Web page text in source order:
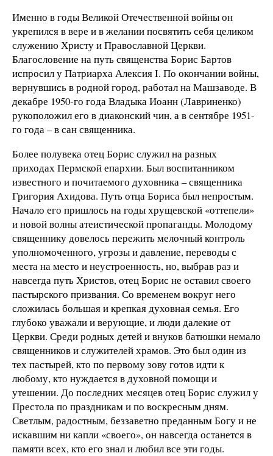
Именно в годы Великой Отечественной войны он
укрепился в вере и в желании посвятить себя целиком
служению Христу и Православной Церкви.
Благословение на путь священства Борис Бартов
испросил у Патриарха Алексия I. По окончании войны,
вернувшись в родной город, работал на Машзаводе. В
декабре 1950-го года Владыка Иоанн (Лавриненко)
рукоположил его в диаконский чин, а в сентябре 1951-
го года – в сан священника.
Более полувека отец Борис служил на разных
приходах Пермской епархии. Был воспитанником
известного и почитаемого духовника – священника
Григория Ахидова. Путь отца Бориса был непростым.
Начало его пришлось на годы хрущевской «оттепели»
и новой волны атеистической пропаганды. Молодому
священнику довелось пережить мелочный контроль
уполномоченного, угрозы и давление, переводы с
места на место и неустроенность, но, выбрав раз и
навсегда путь Христов, отец Борис не оставил своего
пастырского призвания. Со временем вокруг него
сложилась большая и крепкая духовная семья. Его
глубоко уважали и верующие, и люди далекие от
Церкви. Среди родных детей и внуков батюшки немало
священников и служителей храмов. Это был один из
тех пастырей, кто по первому зову готов идти к
любому, кто нуждается в духовной помощи и
утешении. До последних месяцев отец Борис служил у
Престола по праздникам и по воскресным дням.
Светлым, радостным, беззаветно преданным Богу и не
искавшим ни капли «своего», он навсегда останется в
памяти всех, кто его знал и любил все эти годы.